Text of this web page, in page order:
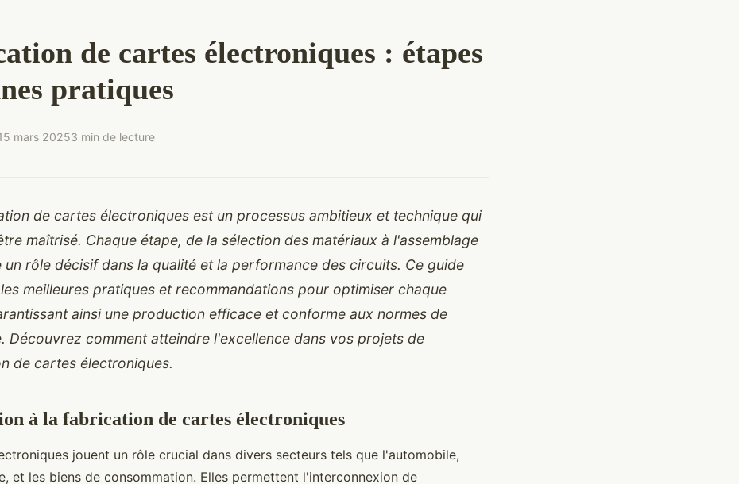
de cartes électroniques : étapes
pratiques
mars 20253 min de lecture
de cartes électroniques est un processus ambitieux et technique qui
maîtrisé. Chaque étape, de la sélection des matériaux à l'assemblage
un rôle décisif dans la qualité et la performance des circuits. Ce guide
meilleures pratiques et recommandations pour optimiser chaque
ainsi une production efficace et conforme aux normes de
Découvrez comment atteindre l'excellence dans vos projets de
de cartes électroniques.
à la fabrication de cartes électroniques
jouent un rôle crucial dans divers secteurs tels que l'automobile,
et les biens de consommation. Elles permettent l'interconnexion de